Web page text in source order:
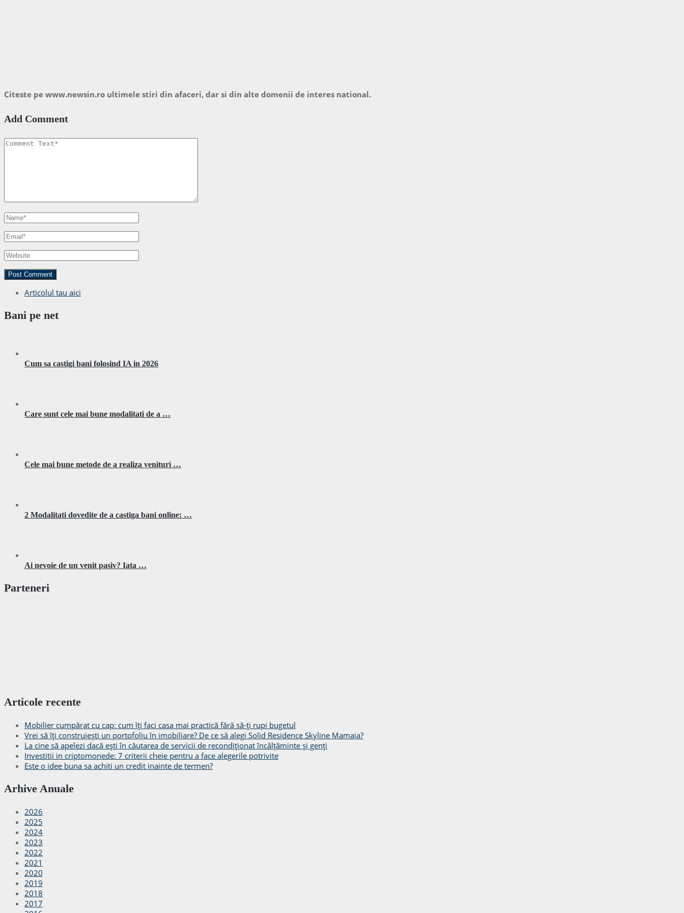
Citeste pe www.newsin.ro ultimele stiri din afaceri, dar si din alte domenii de interes national.
Add Comment
Articolul tau aici
Bani pe net
Cum sa castigi bani folosind IA in 2026
Care sunt cele mai bune modalitati de a …
Cele mai bune metode de a realiza venituri …
2 Modalitati dovedite de a castiga bani online: …
Ai nevoie de un venit pasiv? Iata …
Parteneri
Articole recente
Mobilier cumpărat cu cap: cum îți faci casa mai practică fără să-ți rupi bugetul
Vrei să îți construiești un portofoliu în imobiliare? De ce să alegi Solid Residence Skyline Mamaia?
La cine să apelezi dacă ești în căutarea de servicii de recondiționat încălțăminte și genți
Investitii in criptomonede: 7 criterii cheie pentru a face alegerile potrivite
Este o idee buna sa achiti un credit inainte de termen?
Arhive Anuale
2026
2025
2024
2023
2022
2021
2020
2019
2018
2017